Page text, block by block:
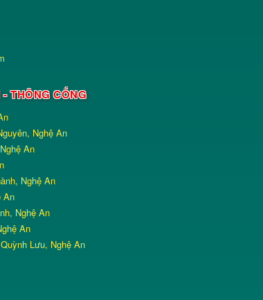
THÔNG CỐNG
Nghệ An
An
Nghệ An
An
Nghệ An
An
Lưu, Nghệ An